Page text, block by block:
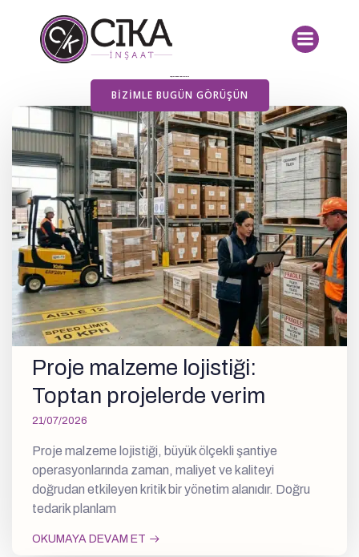
BIZIMLE BUGÜN GÖRÜŞÜN
Yayımlanan Yazılarımız
Proje malzeme lojistiği:
Toptan projelerde verim
21/07/2026
Proje malzeme lojistiği, büyük ölçekli şantiye
operasyonlarında zaman, maliyet ve kaliteyi
doğrudan etkileyen kritik bir yönetim alanıdır. Doğru
tedarik planlam
OKUMAYA DEVAM ET